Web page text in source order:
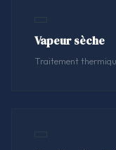
Vapeur sèche
Traitement